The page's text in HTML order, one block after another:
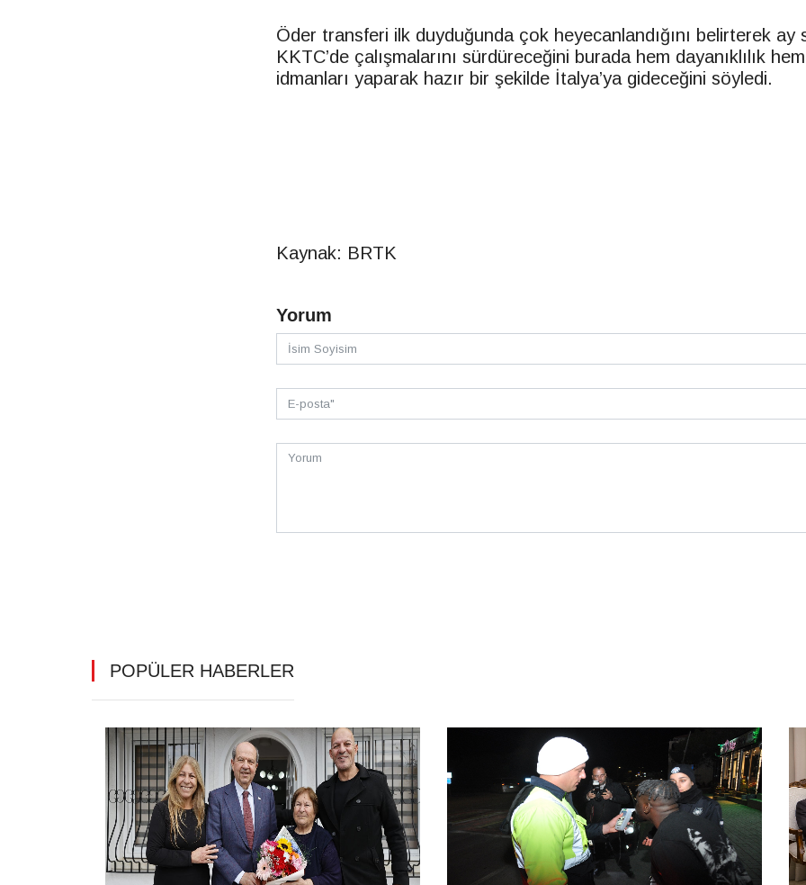
Öder transferi ilk duyduğunda çok heyecanlandığını belirterek ay
KKTC’de çalışmalarını sürdüreceğini burada hem dayanıklılık
idmanları yaparak hazır bir şekilde İtalya’ya gideceğini söyledi.
Kaynak: BRTK
Yorum
POPÜLER HABERLER